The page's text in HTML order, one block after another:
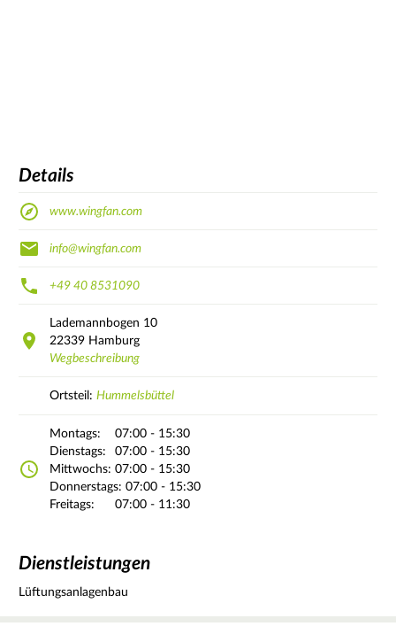
Details
www.wingfan.com
info@wingfan.com
+49 40 8531090
Lademannbogen 10
22339 Hamburg
Wegbeschreibung
Ortsteil: Hummelsbüttel
Montags:
07:00 - 15:30
Dienstags:
07:00 - 15:30
Mittwochs: 07:00 - 15:30
Donnerstags: 07:00 - 15:30
Freitags:
07:00 - 11:30
Dienstleistungen
Lüftungsanlagenbau